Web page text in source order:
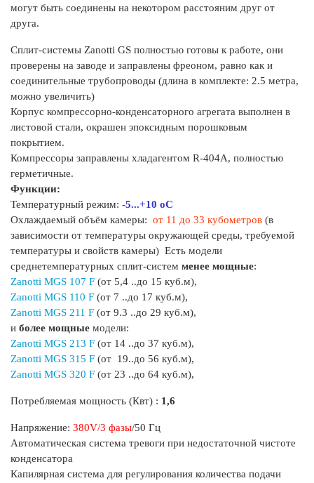
могут быть соединены на некотором расстояним друг от
друга.
Сплит-системы Zanotti GS полностью готовы к работе, они
проверены на заводе и заправлены фреоном, равно как и
соединительные трубопроводы (длина в комплекте: 2.5 метра,
можно увеличить)
Корпус компрессорно-конденсаторного агрегата выполнен в
листовой стали, окрашен эпоксидным порошковым
покрытием.
Компрессоры заправлены хладагентом R-404A, полностью
герметичные.
Функции:
Температурный режим: -5...+10 оС
Охлаждаемый объём камеры: от 11 до 33 кубометров (в
зависимости от температуры окружающей среды, требуемой
температуры и свойств камеры) Есть модели
среднетемпературных сплит-систем менее мощные:
Zanotti MGS 107 F (от 5,4 ..до 15 куб.м),
Zanotti MGS 110 F (от 7 ..до 17 куб.м),
Zanotti MGS 211 F (от 9.3 ..до 29 куб.м),
и более мощные модели:
Zanotti MGS 213 F (от 14 ..до 37 куб.м),
Zanotti MGS 315 F (от 19..до 56 куб.м),
Zanotti MGS 320 F (от 23 ..до 64 куб.м),
Потребляемая мощность (Квт) : 1,6
Напряжение: 380V/3 фазы/50 Гц
Автоматическая система тревоги при недостаточной чистоте
конденсатора
Капилярная система для регулирования количества подачи